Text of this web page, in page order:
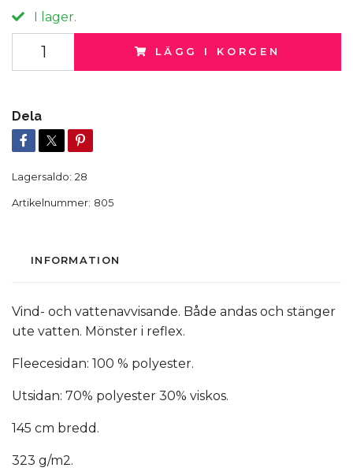
I lager.
LÄGG I KORGEN
Dela
Lagersaldo: 28
Artikelnummer: 805
INFORMATION
Vind- och vattenavvisande. Både andas och stänger
ute vatten. Mönster i reflex.
Fleecesidan: 100 % polyester.
Utsidan: 70% polyester 30% viskos.
145 cm bredd.
323 g/m2.